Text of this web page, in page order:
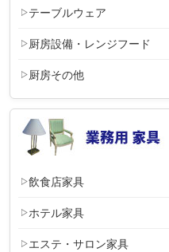
テーブルウェア
厨房設備・レンジフード
厨房その他
飲食店家具
ホテル家具
エステ・サロン家具